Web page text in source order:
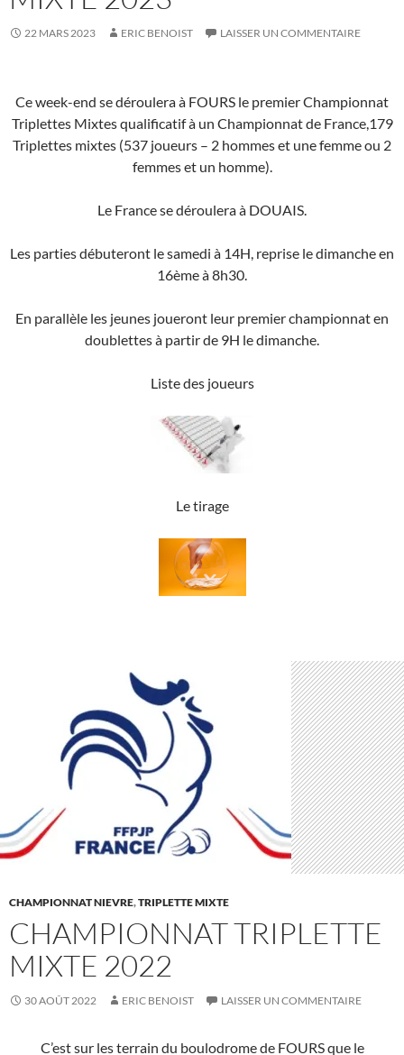
22 MARS 2023 ERIC BENOIST LAISSER UN COMMENTAIRE
Ce week-end se déroulera à FOURS le premier Championnat
Triplettes Mixtes qualificatif à un Championnat de France,179
Triplettes mixtes (537 joueurs – 2 hommes et une femme ou 2
femmes et un homme).
Le France se déroulera à DOUAIS.
Les parties débuteront le samedi à 14H, reprise le dimanche en
16ème à 8h30.
En parallèle les jeunes joueront leur premier championnat en
doublettes à partir de 9H le dimanche.
Liste des joueurs
Le tirage
CHAMPIONNAT NIEVRE,TRIPLETTE MIXTE
CHAMPIONNAT TRIPLETTE
MIXTE 2022
30 AOÛT 2022 ERIC BENOIST LAISSER UN COMMENTAIRE
C’est sur les terrain du boulodrome de FOURS que le